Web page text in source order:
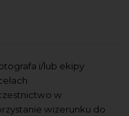
i/lub ekipy
w
wizerunku do